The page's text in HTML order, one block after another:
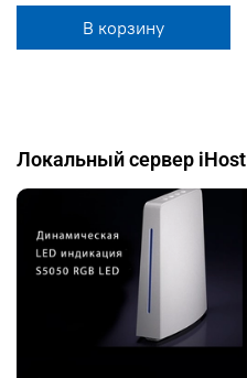
В корзину
Локальный сервер iHost